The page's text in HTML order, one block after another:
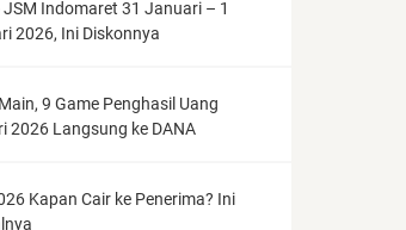
JSM Indomaret 31 Januari – 1
2026, Ini Diskonnya
9 Game Penghasil Uang
2026 Langsung ke DANA
Kapan Cair ke Penerima? Ini